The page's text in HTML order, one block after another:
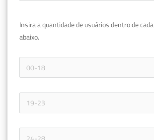
Insira a quantidade de usuários dentro de cada
abaixo.